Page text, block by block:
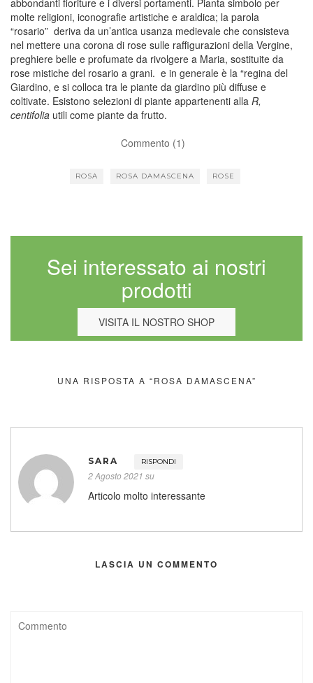
molte religioni, iconografie artistiche e araldica; la parola
“rosario” deriva da un’antica usanza medievale che consisteva
nel mettere una corona di rose sulle raffigurazioni della Vergine,
preghiere belle e profumate da rivolgere a Maria, sostituite da
rose mistiche del rosario a grani. e in generale è la “regina del
Giardino, e si colloca tra le piante da giardino più diffuse e
coltivate. Esistono selezioni di piante appartenenti alla R,
centifolia utili come piante da frutto.
Commento (1)
ROSA ROSA DAMASCENA ROSE
Sei interessato ai nostri
prodotti
VISITA IL NOSTRO SHOP
UNA RISPOSTA A “ROSA DAMASCENA”
SARA RISPONDI
2 Agosto 2021 su
Articolo molto interessante
LASCIA UN COMMENTO